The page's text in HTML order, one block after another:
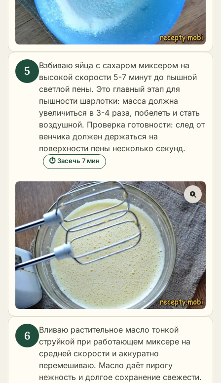
Взбиваю яйца с сахаром миксером на
высокой скорости 5-7 минут до пышной
светлой пены. Это главный этап для
пышности шарлотки: масса должна
увеличиться в 3-4 раза, побелеть и стать
воздушной. Проверка готовности: след от
венчика должен держаться на
поверхности пены несколько секунд.
⏱ Засечь 7 мин
Вливаю растительное масло тонкой
струйкой при работающем миксере на
средней скорости и аккуратно
перемешиваю. Масло даёт пирогу
нежность и долгое сохранение свежести.